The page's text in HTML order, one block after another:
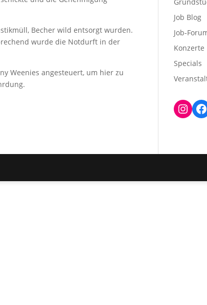
Becher wild entsorgt wurden.
wurde die Notdurft in der
Weenies angesteuert, um hier zu
Job Blog
Job-
Konzerte
Specials